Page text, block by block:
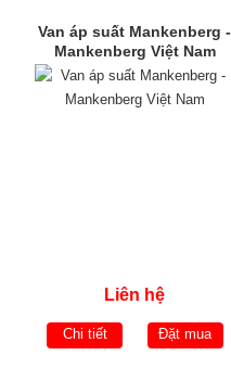
Van áp suất Mankenberg -
Mankenberg Việt Nam
Liên hệ
Chi tiết Đặt mua